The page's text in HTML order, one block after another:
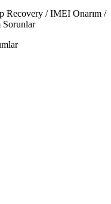
Recovery / IMEI Onarım /
Sorunlar